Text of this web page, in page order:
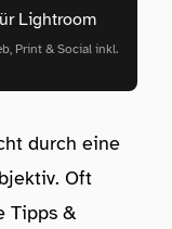
Lightroom
Print & Social inkl.
durch eine
Oft
Tipps &